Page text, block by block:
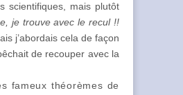
scientifiques, mais plutôt
je trouve avec le recul !!
j’abordais cela de façon
de recouper avec la
fameux théorèmes de